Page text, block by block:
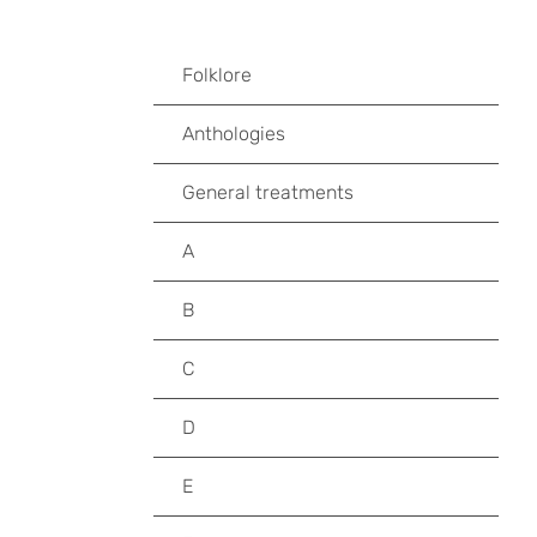
Folklore
Anthologies
General treatments
A
B
C
D
E